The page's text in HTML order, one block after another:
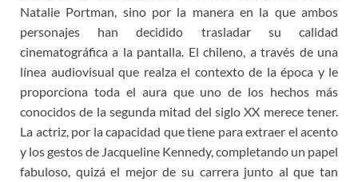
Natalie Portman, sino por la manera en la que ambos
personajes han decidido trasladar su calidad
cinematográfica a la pantalla. El chileno, a través de una
línea audiovisual que realza el contexto de la época y le
proporciona toda el aura que uno de los hechos más
conocidos de la segunda mitad del siglo XX merece tener.
La actriz, por la capacidad que tiene para extraer el acento
y los gestos de Jacqueline Kennedy, completando un papel
fabuloso, quizá el mejor de su carrera junto al que tan